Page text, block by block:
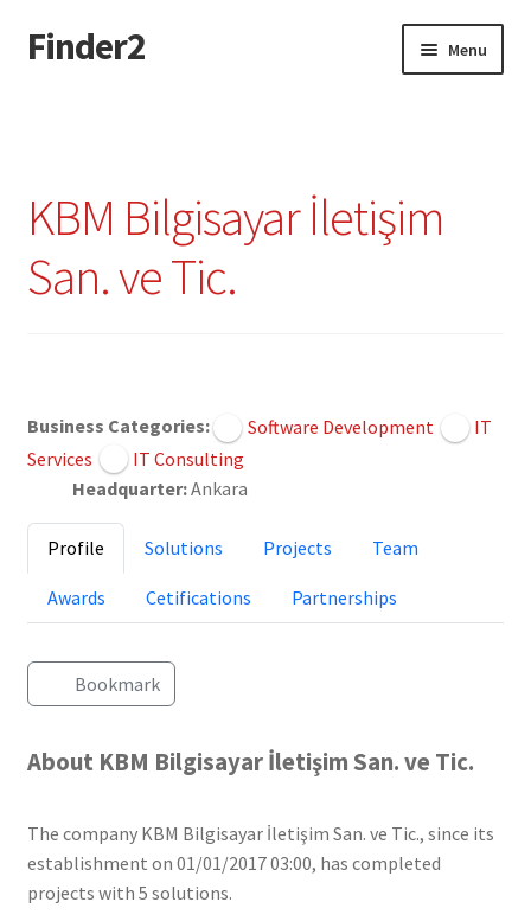
Skip
to
Skip
to
Finder2 Menu
Dashboard
Privacy Policy
KBM Bilgisayar İletişim
San. ve Tic.
Business Categories: Software Development
IT
Services
IT Consulting
Headquarter:Ankara
Profile Solutions Projects Team
Awards Cetifications Partnerships
Bookmark
About KBM Bilgisayar İletişim San. ve Tic.
The company KBM Bilgisayar İletişim San. ve Tic., since its
establishment on 01/01/2017 03:00, has completed
projects with 5 solutions.